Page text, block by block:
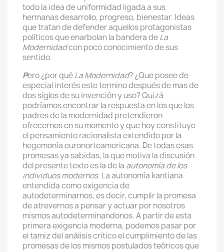
todo la idea de uniformidad ligada a sus
hermanas desarrollo, progreso, bienestar. Ideas
que tratan de defender aquellos protagonistas
políticos que enarbolan la bandera deLa
Modernidadcon poco conocimiento de sus
sentido.
Pero ¿por quéLa Modernidad? ¿Que posee de
especial interés este termino después de mas de
dos siglos de su invención y uso? Quizá
podríamos encontrar la respuesta en los que los
padres de la modernidad pretendieron
ofrecernos en su momento y que hoy constituye
el pensamiento racionalista extendido por la
hegemonía euronorteamericana. De todas esas
promesas ya sabidas, la que motiva la discusión
del presente texto es la de la autonomía de los
individuos modernos. La autonomía kantiana
entendida como exigencia de
autodeterminarnos, es decir, cumplir la promesa
de atrevernos a pensar y actuar por nosotros
mismos autodeterminandonos. A partir de esta
primera exigencia moderna, podemos pasar por
el tamiz del análisis critico el cumplimiento de las
promesas de los mismos postulados teóricos que